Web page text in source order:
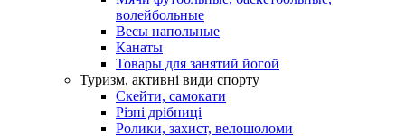
волейбольные
Весы напольные
Канаты
Товары для занятий йогой
Туризм, активні види спорту
Скейти, самокати
Різні дрібниці
Ролики, захист, велошоломи